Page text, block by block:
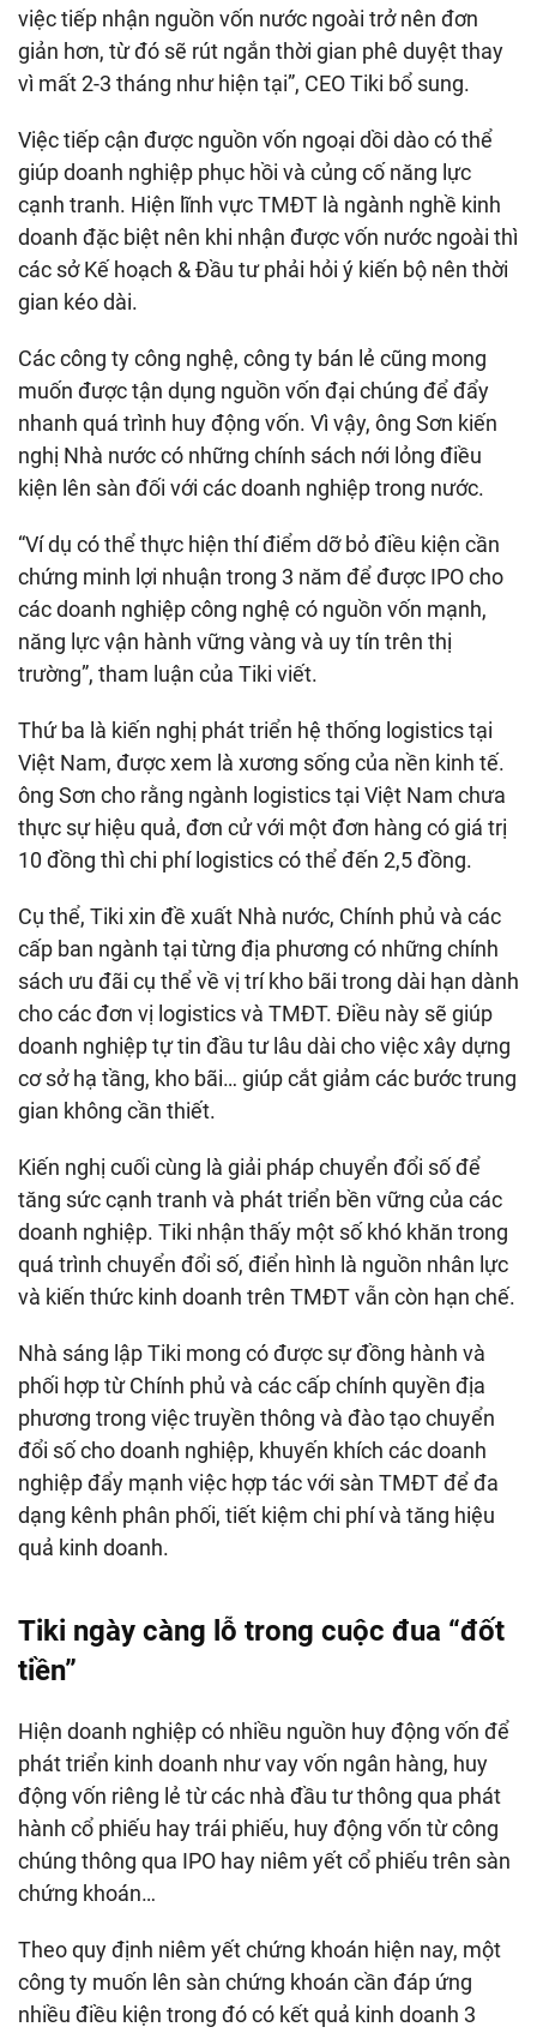
việc tiếp nhận nguồn vốn nước ngoài trở nên đơn
giản hơn, từ đó sẽ rút ngắn thời gian phê duyệt thay
vì mất 2-3 tháng như hiện tại”, CEO Tiki bổ sung.
Việc tiếp cận được nguồn vốn ngoại dồi dào có thể
giúp doanh nghiệp phục hồi và củng cố năng lực
cạnh tranh. Hiện lĩnh vực TMĐT là ngành nghề kinh
doanh đặc biệt nên khi nhận được vốn nước ngoài thì
các sở Kế hoạch & Đầu tư phải hỏi ý kiến bộ nên thời
gian kéo dài.
Các công ty công nghệ, công ty bán lẻ cũng mong
muốn được tận dụng nguồn vốn đại chúng để đẩy
nhanh quá trình huy động vốn. Vì vậy, ông Sơn kiến
nghị Nhà nước có những chính sách nới lỏng điều
kiện lên sàn đối với các doanh nghiệp trong nước.
“Ví dụ có thể thực hiện thí điểm dỡ bỏ điều kiện cần
chứng minh lợi nhuận trong 3 năm để được IPO cho
các doanh nghiệp công nghệ có nguồn vốn mạnh,
năng lực vận hành vững vàng và uy tín trên thị
trường”, tham luận của Tiki viết.
Thứ ba là kiến nghị phát triển hệ thống logistics tại
Việt Nam, được xem là xương sống của nền kinh tế.
ông Sơn cho rằng ngành logistics tại Việt Nam chưa
thực sự hiệu quả, đơn cử với một đơn hàng có giá trị
10 đồng thì chi phí logistics có thể đến 2,5 đồng.
Cụ thể, Tiki xin đề xuất Nhà nước, Chính phủ và các
cấp ban ngành tại từng địa phương có những chính
sách ưu đãi cụ thể về vị trí kho bãi trong dài hạn dành
cho các đơn vị logistics và TMĐT. Điều này sẽ giúp
doanh nghiệp tự tin đầu tư lâu dài cho việc xây dựng
cơ sở hạ tầng, kho bãi… giúp cắt giảm các bước trung
gian không cần thiết.
Kiến nghị cuối cùng là giải pháp chuyển đổi số để
tăng sức cạnh tranh và phát triển bền vững của các
doanh nghiệp. Tiki nhận thấy một số khó khăn trong
quá trình chuyển đổi số, điển hình là nguồn nhân lực
và kiến thức kinh doanh trên TMĐT vẫn còn hạn chế.
Nhà sáng lập Tiki mong có được sự đồng hành và
phối hợp từ Chính phủ và các cấp chính quyền địa
phương trong việc truyền thông và đào tạo chuyển
đổi số cho doanh nghiệp, khuyến khích các doanh
nghiệp đẩy mạnh việc hợp tác với sàn TMĐT để đa
dạng kênh phân phối, tiết kiệm chi phí và tăng hiệu
quả kinh doanh.
Tiki ngày càng lỗ trong cuộc đua “đốt
tiền”
Hiện doanh nghiệp có nhiều nguồn huy động vốn để
phát triển kinh doanh như vay vốn ngân hàng, huy
động vốn riêng lẻ từ các nhà đầu tư thông qua phát
hành cổ phiếu hay trái phiếu, huy động vốn từ công
chúng thông qua IPO hay niêm yết cổ phiếu trên sàn
chứng khoán…
Theo quy định niêm yết chứng khoán hiện nay, một
công ty muốn lên sàn chứng khoán cần đáp ứng
nhiều điều kiện trong đó có kết quả kinh doanh 3